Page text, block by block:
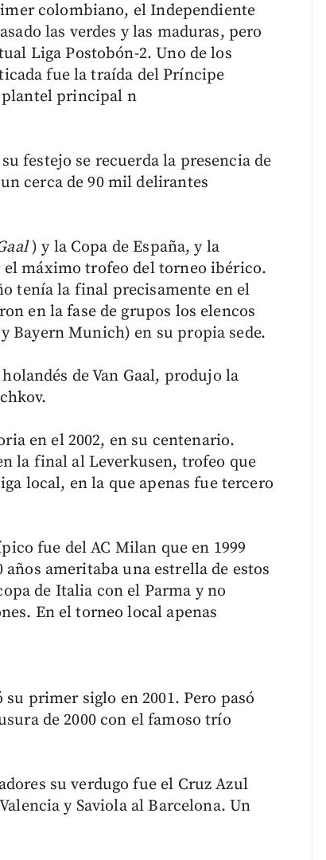
colombiano, el Independiente
las verdes y las maduras, pero
Liga Postobón-2. Uno de los
fue la traída del Príncipe
plantel principal n
festejo se recuerda la presencia de
cerca de 90 mil delirantes
) y la Copa de España, y la
el máximo trofeo del torneo ibérico.
tenía la final precisamente en el
en la fase de grupos los elencos
Bayern Munich) en su propia sede.
de Van Gaal, produjo la
en el 2002, en su centenario.
la final al Leverkusen, trofeo que
local, en la que apenas fue tercero
fue del AC Milan que en 1999
años ameritaba una estrella de estos
de Italia con el Parma y no
En el torneo local apenas
primer siglo en 2001. Pero pasó
de 2000 con el famoso trío
su verdugo fue el Cruz Azul
y Saviola al Barcelona. Un